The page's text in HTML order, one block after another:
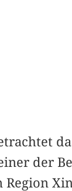
der
Region